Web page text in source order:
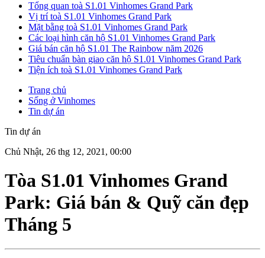
Tổng quan toà S1.01 Vinhomes Grand Park
Vị trí toà S1.01 Vinhomes Grand Park
Mặt bằng toà S1.01 Vinhomes Grand Park
Các loại hình căn hộ S1.01 Vinhomes Grand Park
Giá bán căn hộ S1.01 The Rainbow năm 2026
Tiêu chuẩn bàn giao căn hộ S1.01 Vinhomes Grand Park
Tiện ích toà S1.01 Vinhomes Grand Park
Trang chủ
Sống ở Vinhomes
Tin dự án
Tin dự án
Chủ Nhật, 26 thg 12, 2021, 00:00
Tòa S1.01 Vinhomes Grand
Park: Giá bán & Quỹ căn đẹp
Tháng 5